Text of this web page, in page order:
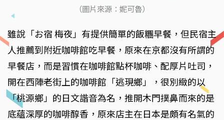
（圖片來源：妮可魯）
雖說「お宿 梅夜」有提供簡單的飯糰早餐，但民宿主
人推薦到附近咖啡館吃早餐，原來在京都沒有所謂的
早餐店，而是習慣在咖啡館點杯咖啡、配厚片吐司，
開在西陣老街上的咖啡館「逃現鄉」，很別緻的以
「桃源鄉」的日文諧音為名，推開木門撲鼻而來的是
底蘊深厚的咖啡醇香，原來店主在日本是頗有名氣的